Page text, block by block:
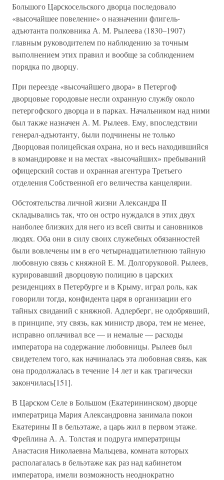
Большого Царскосельского дворца последовало
«высочайшее повеление» о назначении флигель-
адъютанта полковника А. М. Рылеева (1830–1907)
главным руководителем по наблюдению за точным
выполнением этих правил и вообще за соблюдением
порядка по дворцу.
При переезде «высочайшего двора» в Петергоф
дворцовые городовые несли охранную службу около
петергофского дворца и в парках. Начальником над ними
был также назначен А. М. Рылеев. Ему, впоследствии
генерал-адъютанту, были подчинены не только
Дворцовая полицейская охрана, но и весь находившийся
в командировке и на местах «высочайших» пребываний
офицерский состав и охранная агентура Третьего
отделения Собственной его величества канцелярии.
Обстоятельства личной жизни Александра II
складывались так, что он остро нуждался в этих двух
наиболее близких для него из всей свиты и сановников
людях. Оба они в силу своих служебных обязанностей
были вовлечены им в его четырнадцатилетнюю тайную
любовную связь с княжной Е. М. Долгоруковой. Рылеев,
курировавший дворцовую полицию в царских
резиденциях в Петербурге и в Крыму, играл роль, как
говорили тогда, конфидента царя в организации его
тайных свиданий с княжной. Адлерберг, не одобрявший,
в принципе, эту связь, как министр двора, тем не менее,
исправно оплачивал все — и немалые — расходы
императора на содержание любовницы. Рылеев был
свидетелем того, как начиналась эта любовная связь, как
она продолжалась в течение 14 лет и как трагически
закончилась[151].
В Царском Селе в Большом (Екатерининском) дворце
императрица Мария Александровна занимала покои
Екатерины II в бельэтаже, а царь жил в первом этаже.
Фрейлина А. А. Толстая и подруга императрицы
Анастасия Николаевна Мальцева, комната которых
располагалась в бельэтаже как раз над кабинетом
императора, имели возможность неоднократно